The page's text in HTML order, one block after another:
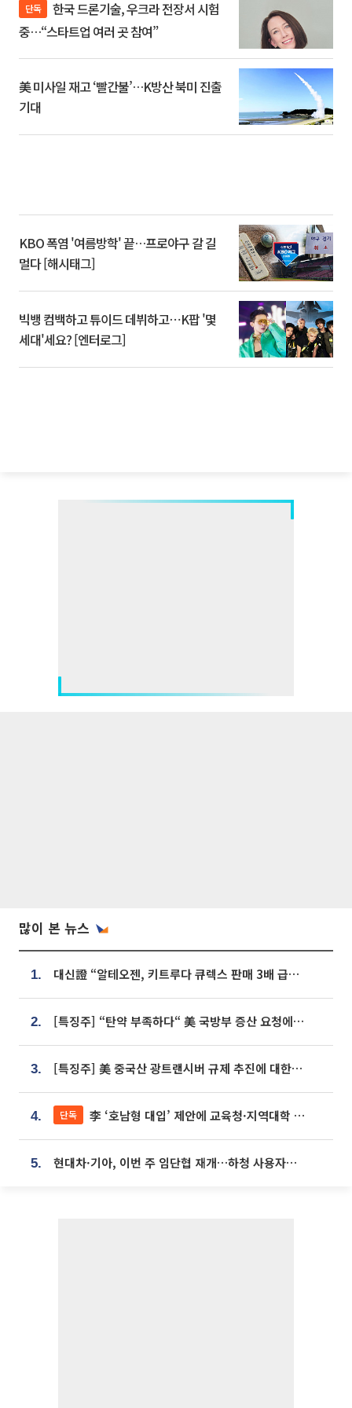
단독
중…“스타트업 여러 곳 참여”
美 미사일 재고 ‘빨간불’…K방산 북미 진출
기대
KBO 폭염 '여름방학' 끝…프로야구 갈 길
멀다 [해시태그]
빅뱅 컴백하고 튜이드 데뷔하고⋯K팝 '몇
세대'세요? [엔터로그]
많이 본 뉴스
1. 대신證 “알테오젠, 키트루다 큐렉스 판매 3배 급증…목표가 41만원 상향”
2. [특징주] “탄약 부족하다“ 美 국방부 증산 요청에⋯국내 방산주 급등세
3. [특징주] 美 중국산 광트랜시버 규제 추진에 대한광통신 등 광통신株 강세
4. 단독 李 ‘호남형 대입’ 제안에 교육청·지역대학 서·논술형 입시 연계 '착수'
5. 현대차·기아, 이번 주 임단협 재개…하청 사용자성 재심도 ‘변수’